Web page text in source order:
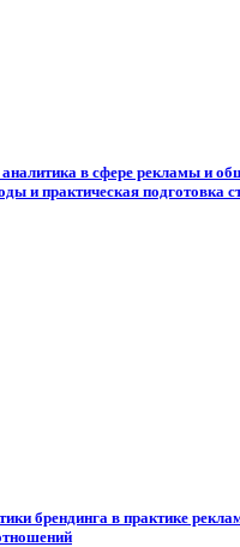
в сфере рекламы и
и практическая подготовка
брендинга в практике